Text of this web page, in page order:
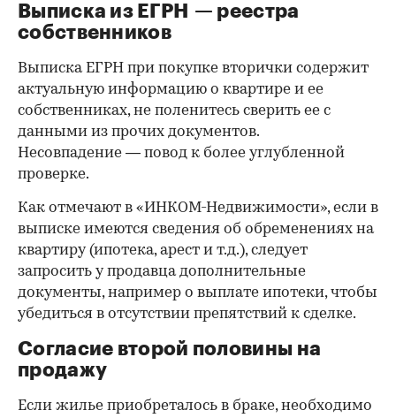
Выписка из ЕГРН — реестра
собственников
Выписка ЕГРН при покупке вторички содержит
актуальную информацию о квартире и ее
собственниках, не поленитесь сверить ее с
данными из прочих документов.
Несовпадение — повод к более углубленной
проверке.
Как отмечают в «ИНКОМ-Недвижимости», если в
выписке имеются сведения об обременениях на
квартиру (ипотека, арест и т.д.), следует
запросить у продавца дополнительные
документы, например о выплате ипотеки, чтобы
убедиться в отсутствии препятствий к сделке.
Согласие второй половины на
продажу
Если жилье приобреталось в браке, необходимо